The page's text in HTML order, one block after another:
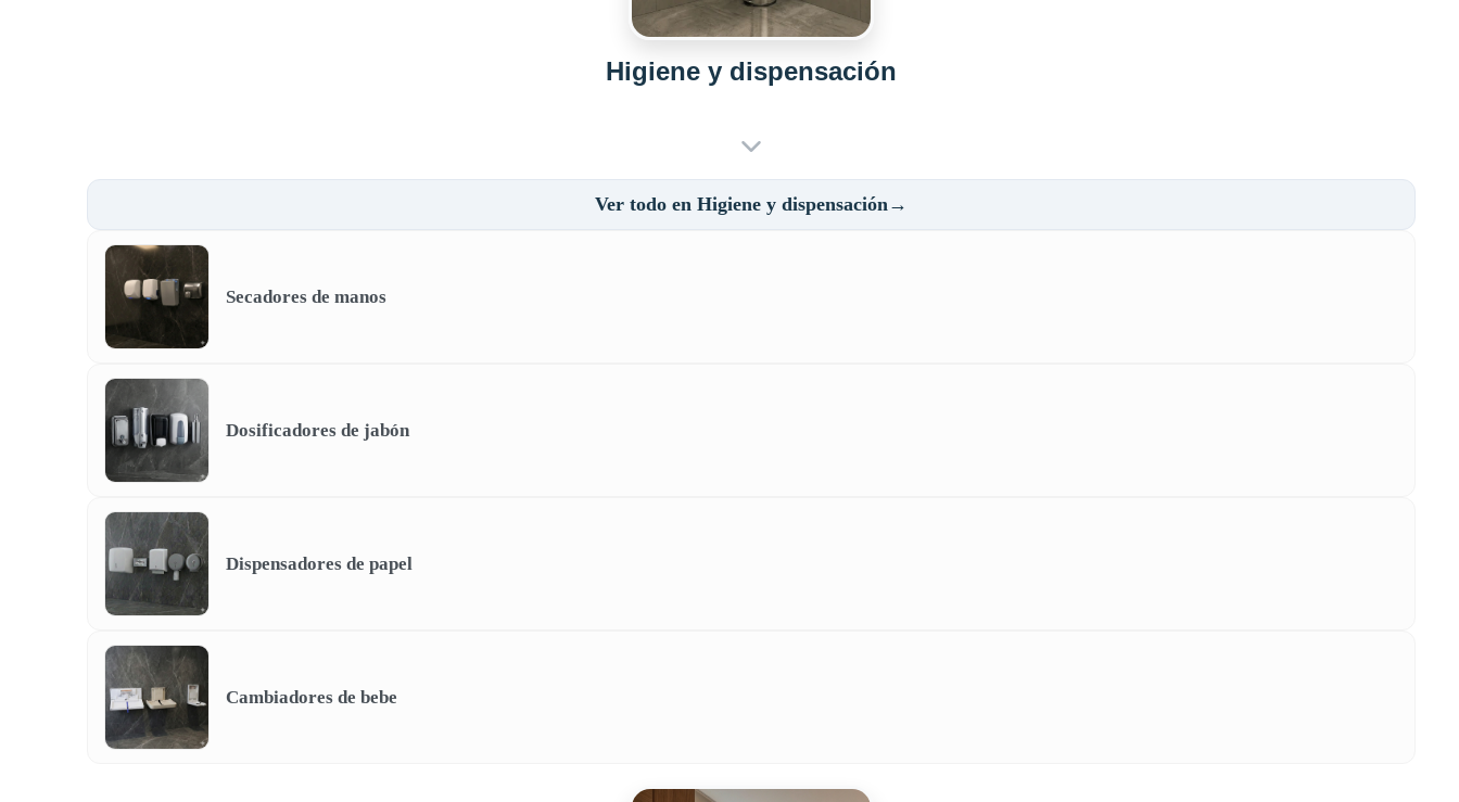
Higiene y dispensación
Ver todo en Higiene y dispensación→
Secadores de manos
Dosificadores de jabón
Dispensadores de papel
Cambiadores de bebe